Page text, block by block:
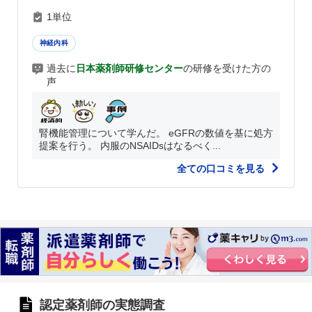
1単位
神経内科
過去に 日本薬剤師研修センターの研修を受けた方の
声
腎機能管理について学んだ。 eGFRの数値を基に処方
提案を行う。 内服のNSAIDsはなるべく...
全ての口コミを見る
認定薬剤師の実態調査